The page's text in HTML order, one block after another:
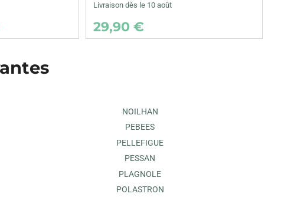
Livraison dès le 10 août
29,90 €
NOILHAN
PEBEES
PELLEFIGUE
PESSAN
PLAGNOLE
POLASTRON